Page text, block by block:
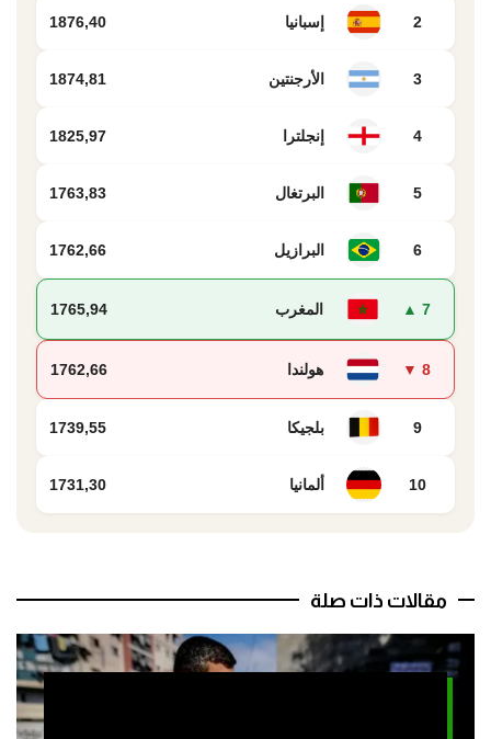
2 إسبانيا 1876,40
3 الأرجنتين 1874,81
4 إنجلترا 1825,97
5 البرتغال 1763,83
6 البرازيل 1762,66
7 ▲ المغرب 1765,94
8 ▼ هولندا 1762,66
9 بلجيكا 1739,55
10 ألمانيا 1731,30
مقالات ذات صلة